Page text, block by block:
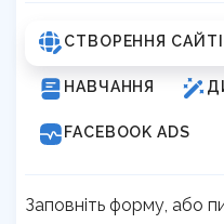
СТВОРЕННЯ
НАВЧАННЯ
FACEBOOK ADS
Заповніть форму, або